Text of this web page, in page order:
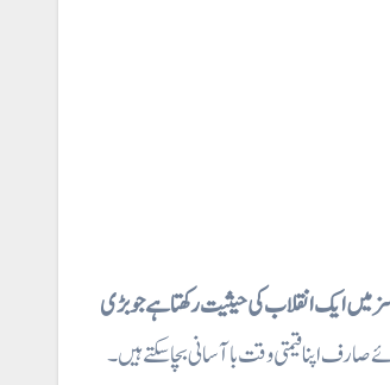
میں ایک انقلاب کی حیثیت رکھتا ہے جو بڑی
صارف اپنا قیمتی وقت با آسانی بچا سکتے ہیں۔